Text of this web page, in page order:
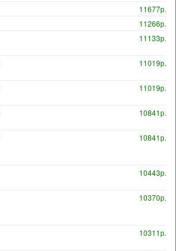
11677р.
11266р.
11133р.
11019р.
11019р.
10841р.
10841р.
10443р.
10370р.
10311р.